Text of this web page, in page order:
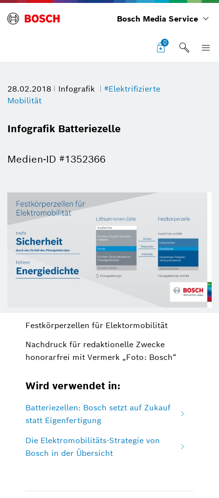
Bosch Media Service
0
28.02.2018 Infografik
#Elektrifizierte
Mobilität
Infografik Batteriezelle
Medien-ID #1352366
Festkörperzellen für Elektormobilität
Nachdruck für redaktionelle Zwecke
honorarfrei mit Vermerk „Foto: Bosch“
Wird verwendet in:
Batteriezellen: Bosch setzt auf Zukauf
statt Eigenfertigung
Die Elektromobilitäts-Strategie von
Bosch in der Übersicht